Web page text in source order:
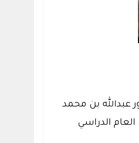
عبدالله بن محمد
الدراسي